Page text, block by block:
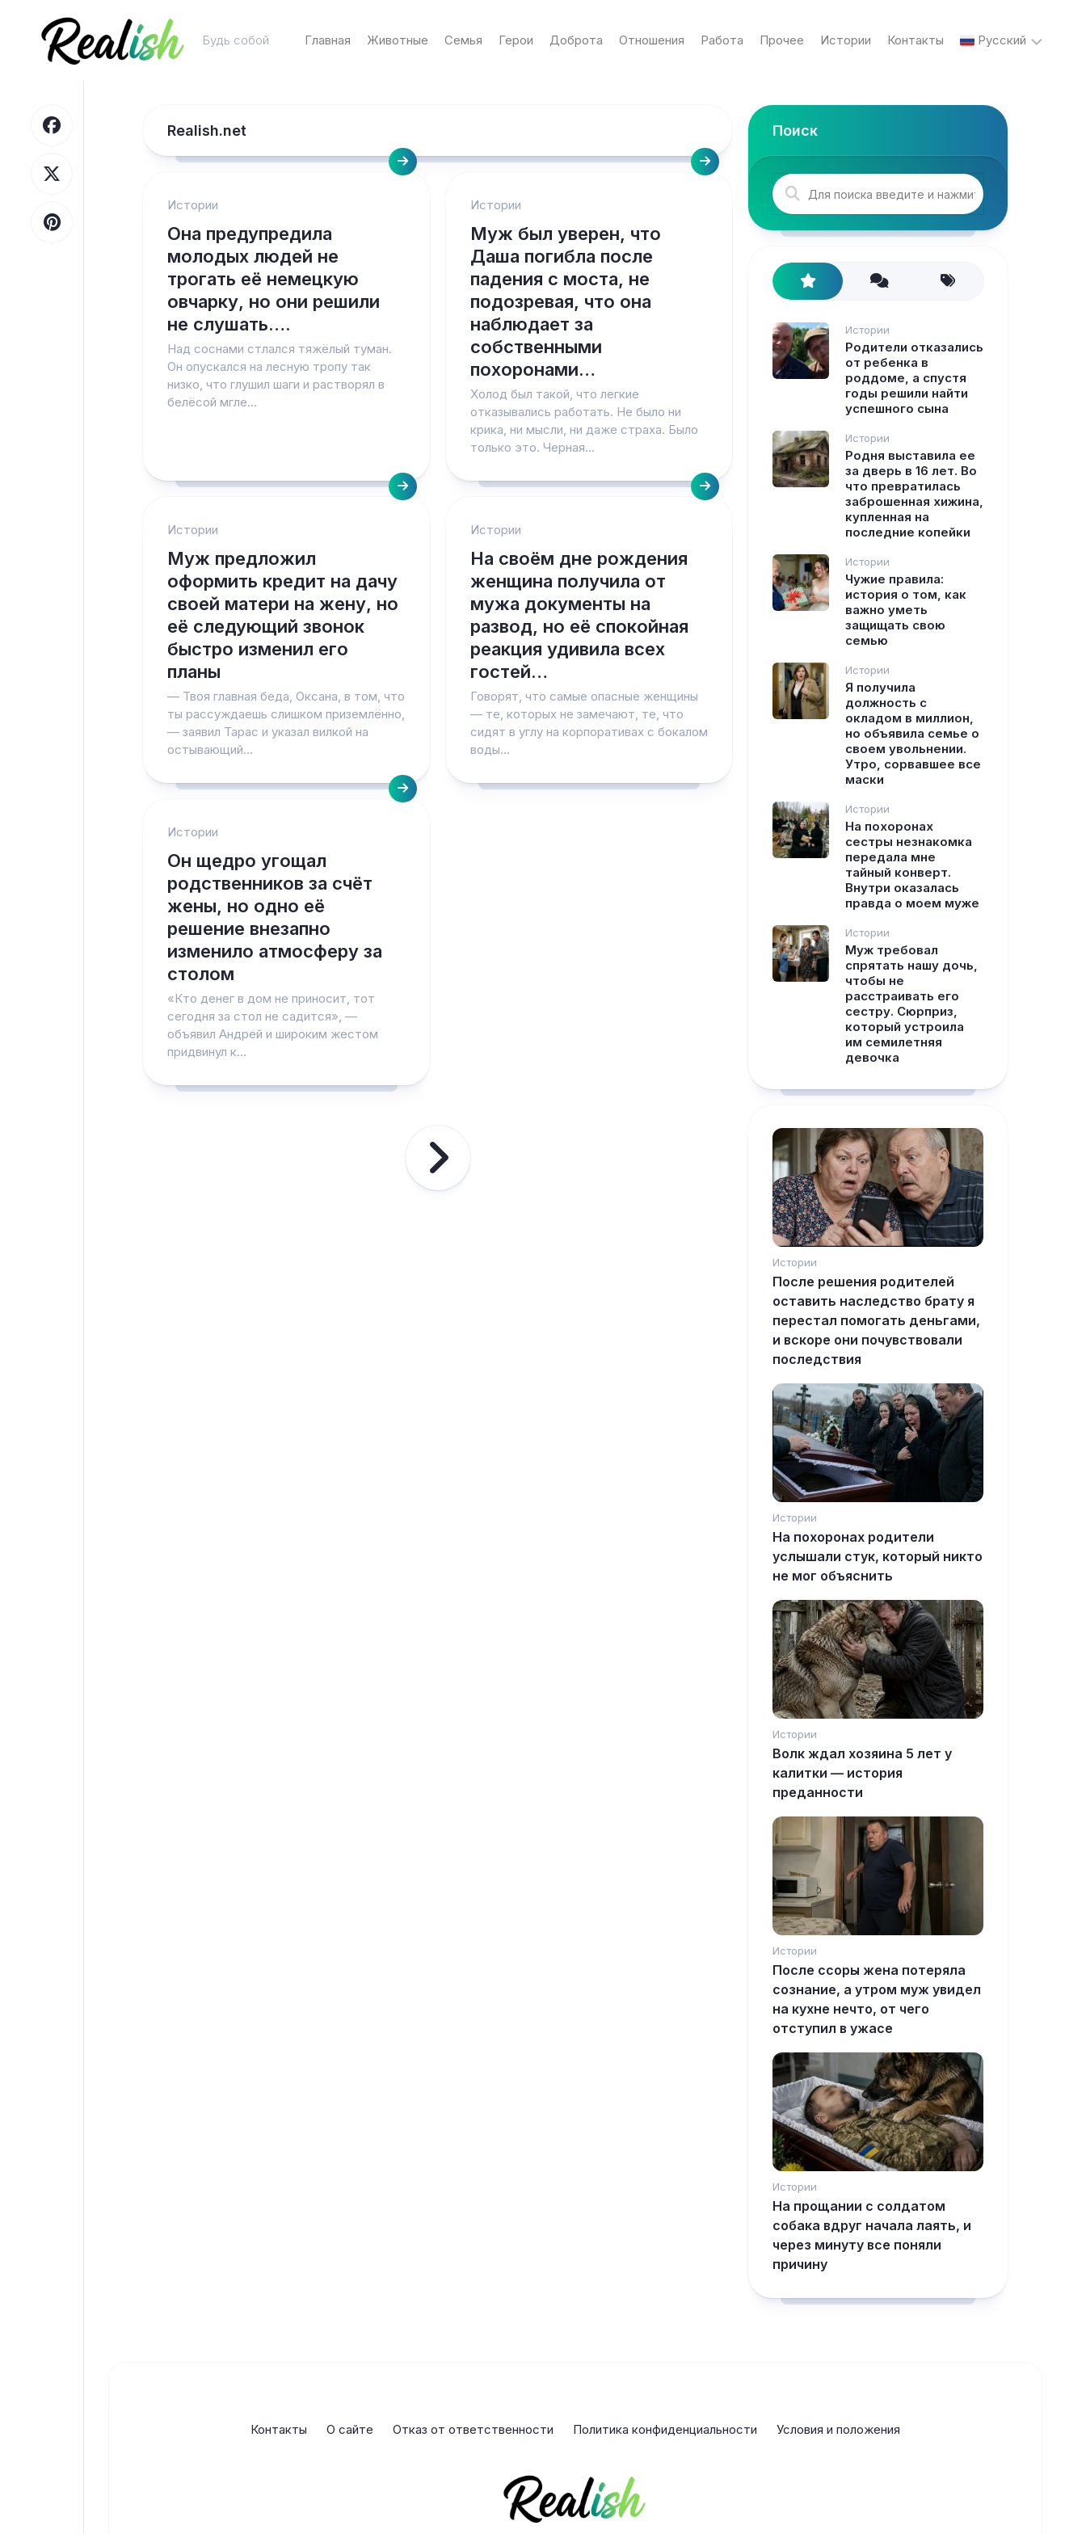
содержанию
Будь собой Главная Животные Семья Герои Доброта Отношения Работа Прочее Истории Контакты Русский
English
Українська
Русский
Realish.net
Истории
Она предупредила
молодых людей не
трогать её немецкую
овчарку, но они решили
не слушать….
Над соснами стлался тяжёлый туман.
Он опускался на лесную тропу так
низко, что глушил шаги и растворял в
белёсой мгле...
Истории
Муж был уверен, что
Даша погибла после
падения с моста, не
подозревая, что она
наблюдает за
собственными
похоронами…
Холод был такой, что легкие
отказывались работать. Не было ни
крика, ни мысли, ни даже страха. Было
только это. Черная...
Истории
Муж предложил
оформить кредит на дачу
своей матери на жену, но
её следующий звонок
быстро изменил его
планы
— Твоя главная беда, Оксана, в том, что
ты рассуждаешь слишком приземлённо,
— заявил Тарас и указал вилкой на
остывающий...
Истории
На своём дне рождения
женщина получила от
мужа документы на
развод, но её спокойная
реакция удивила всех
гостей…
Говорят, что самые опасные женщины
— те, которых не замечают, те, что
сидят в углу на корпоративах с бокалом
воды...
Истории
Он щедро угощал
родственников за счёт
жены, но одно её
решение внезапно
изменило атмосферу за
столом
«Кто денег в дом не приносит, тот
сегодня за стол не садится», —
объявил Андрей и широким жестом
придвинул к...
Поиск
Истории
Родители отказались
от ребенка в
роддоме, а спустя
годы решили найти
успешного сына
Истории
Родня выставила ее
за дверь в 16 лет. Во
что превратилась
заброшенная хижина,
купленная на
последние копейки
Истории
Чужие правила:
история о том, как
важно уметь
защищать свою
семью
Истории
Я получила
должность с
окладом в миллион,
но объявила семье о
своем увольнении.
Утро, сорвавшее все
маски
Истории
На похоронах
сестры незнакомка
передала мне
тайный конверт.
Внутри оказалась
правда о моем муже
Истории
Муж требовал
спрятать нашу дочь,
чтобы не
расстраивать его
сестру. Сюрприз,
который устроила
им семилетняя
девочка
Истории
После решения родителей
оставить наследство брату я
перестал помогать деньгами,
и вскоре они почувствовали
последствия
Истории
На похоронах родители
услышали стук, который никто
не мог объяснить
Истории
Волк ждал хозяина 5 лет у
калитки — история
преданности
Истории
После ссоры жена потеряла
сознание, а утром муж увидел
на кухне нечто, от чего
отступил в ужасе
Истории
На прощании с солдатом
собака вдруг начала лаять, и
через минуту все поняли
причину
Контакты О сайте Отказ от ответственности Политика конфиденциальности Условия и положения